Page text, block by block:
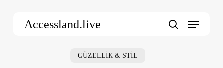
Accessland.live Menu
GÜZELLİK & STİL